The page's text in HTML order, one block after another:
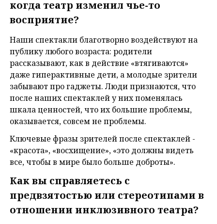
когда театр изменил чье-то
восприятие?
Наши спектакли благотворно воздействуют на
публику любого возраста: родители
рассказывают, как в действие «втягиваются»
даже гиперактивные дети, а молодые зрители
забывают про гаджеты. Люди признаются, что
после наших спектаклей у них поменялась
шкала ценностей, что их большие проблемы,
оказывается, совсем не проблемы.
Ключевые фразы зрителей после спектаклей -
«красота», «восхищение», «это должны видеть
все, чтобы в мире было больше доброты».
Как вы справляетесь с
предвзятостью или стереотипами в
отношении инклюзивного театра?